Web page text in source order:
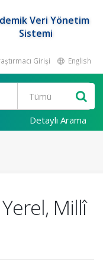
Veri Yönetim
Sistemi
Girişi English
Detaylı Arama
Millî